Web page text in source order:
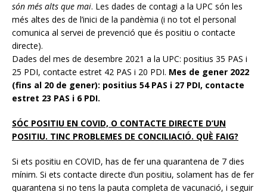
són més alts que mai. Les dades de contagi a la UPC són les
més altes des de l’inici de la pandèmia (i no tot el personal
comunica al servei de prevenció que és positiu o contacte
directe).
Dades del mes de desembre 2021 a la UPC: positius 35 PAS i
25 PDI, contacte estret 42 PAS i 20 PDI. Mes de gener 2022
(fins al 20 de gener): positius 54 PAS i 27 PDI, contacte
estret 23 PAS i 6 PDI.
SÓC POSITIU EN COVID, O CONTACTE DIRECTE D’UN
POSITIU. TINC PROBLEMES DE CONCILIACIÓ. QUÈ FAIG?
Si ets positiu en COVID, has de fer una quarantena de 7 dies
mínim. Si ets contacte directe d’un positiu, solament has de fer
quarantena si no tens la pauta completa de vacunació, i seguir